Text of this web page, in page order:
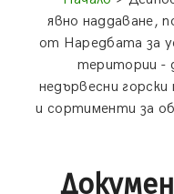
явно наддаване,
от Наредбата за
територии -
недървесни
и сортименти за